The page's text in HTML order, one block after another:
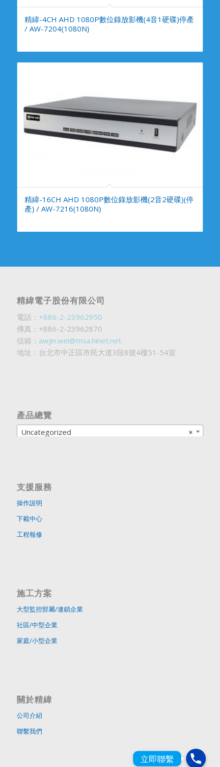
精緯-4CH AHD 1080P數位錄放影機(4音1硬碟)停產
/ AW-7204(1080N)
精緯-16CH AHD 1080P數位錄放影機(2音2硬碟)(停
產) / AW-7216(1080N)
精緯電子股份有限公司
電話： +886-2-23962950
傳真：+886-2-23962870
信箱： awjin.wei@msa.hinet.net
地址：台北市中正區市民大道3段8號4樓51-54室
產品總覽
×
Uncategorized
支援服務
操作說明
下載中心
工程報修
施工方案
大型監控部屬/連鎖企業
社區/中型企業
家庭/小型企業
關於精緯
公司介紹
聯繫我們